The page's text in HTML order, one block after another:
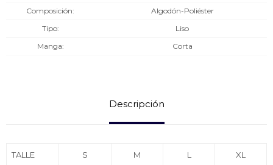
Composición
Algodón-Poliéster
Tipo
Liso
Manga
Corta
Descripción
TALLE S M L XL